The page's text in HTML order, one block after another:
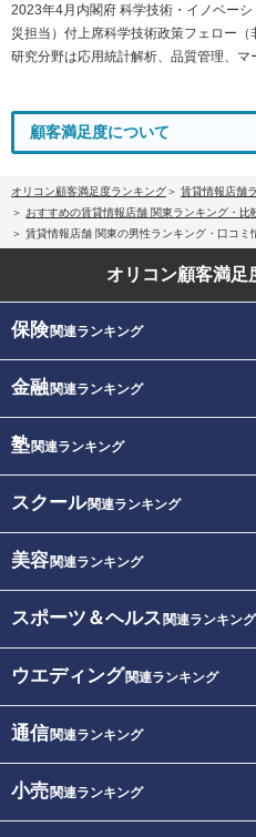
2023年4月内閣府 科学技術・イノベー
災担当）付上席科学技術政策フェロー（
研究分野は応用統計解析、品質管理、マ
顧客満足度について
オリコン顧客満足度ランキング
賃貸情報店舗
おすすめの賃貸情報店舗 関東ランキング・比
賃貸情報店舗 関東の男性ランキング・口コミ
オリコン顧客満足
保険関連ランキング
金融関連ランキング
塾関連ランキング
スクール関連ランキング
美容関連ランキング
スポーツ＆ヘルス 関連ランキング
ウエディング関連ランキング
通信関連ランキング
小売関連ランキング